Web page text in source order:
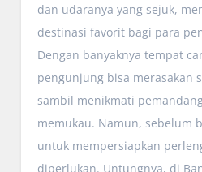
dan udaranya yang sejuk,
destinasi favorit bagi para
Dengan banyaknya tempat
pengunjung bisa merasakan
sambil menikmati
memukau. Namun, sebelum
untuk mempersiapkan
diperlukan. Untungnya, di